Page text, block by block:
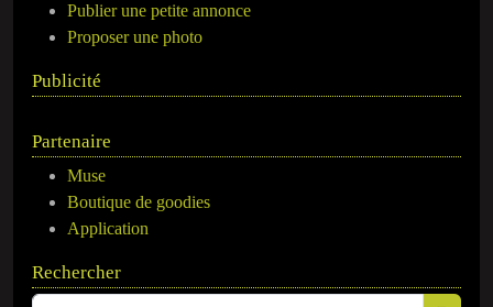
Publier une petite annonce
Proposer une photo
Publicité
Partenaire
Muse
Boutique de goodies
Application
Rechercher